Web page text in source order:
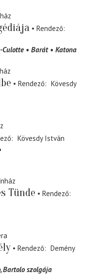
Rendező
Culotte Barát Katona
Rendező
Kövesdy
Kövesdy István
Tünde
Rendező
Rendező
Demény
Bartolo szolgája